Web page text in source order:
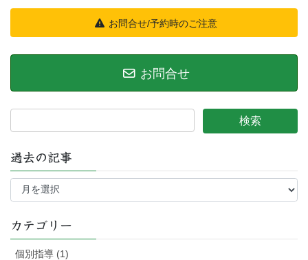
お問合せ/予約時のご注意
お問合せ
過去の記事
過
記
カテゴリー
個別指導 (1)